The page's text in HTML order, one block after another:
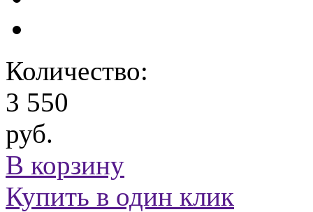
Количество:
3 550
руб.
В корзину
Купить в один клик